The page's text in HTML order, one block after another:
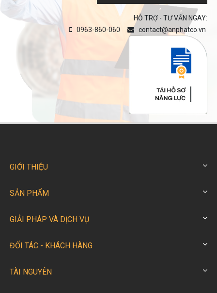
HỖ TRỢ - TƯ VẤN NGAY:
0963-860-060
contact@anphatco.vn
GIỚI THIỆU
SẢN PHẨM
GIẢI PHÁP VÀ DỊCH VỤ
ĐỐI TÁC - KHÁCH HÀNG
TÀI NGUYÊN